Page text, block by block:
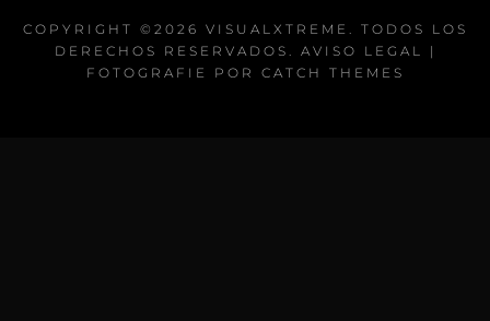
COPYRIGHT ©2026 VISUALXTREME . TODOS LOS
DERECHOS RESERVADOS. AVISO LEGAL
|
FOTOGRAFIE POR CATCH THEMES